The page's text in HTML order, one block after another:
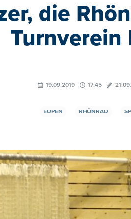
die
Turnverein
19.09.2019 17:45
EUPEN RHÖNRAD